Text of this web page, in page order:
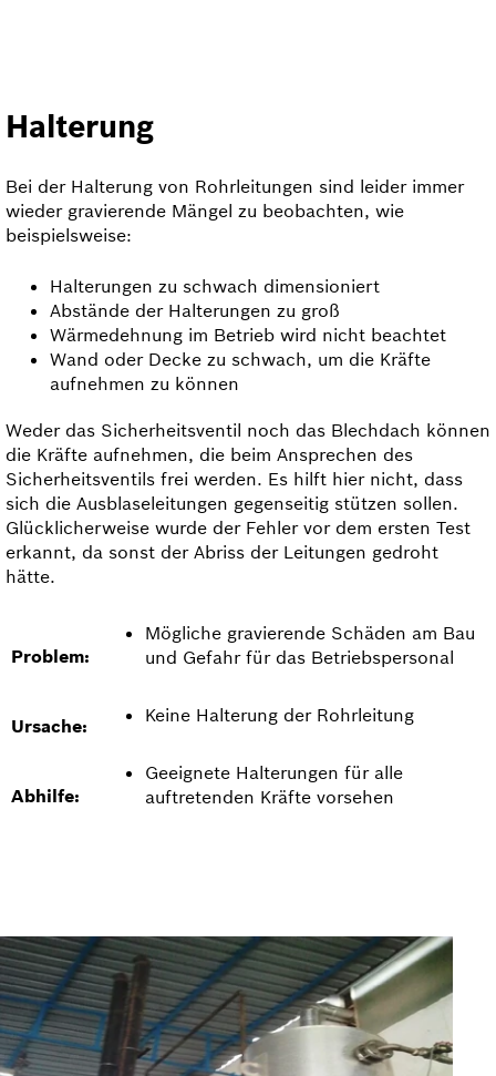
Halterung
Bei der Halterung von Rohrleitungen sind leider immer
wieder gravierende Mängel zu beobachten, wie
beispielsweise:
Halterungen zu schwach dimensioniert
Abstände der Halterungen zu groß
Wärmedehnung im Betrieb wird nicht beachtet
Wand oder Decke zu schwach, um die Kräfte
aufnehmen zu können
Weder das Sicherheits­ventil noch das Blechdach können
die Kräfte aufnehmen, die beim Ansprechen des
Sicherheits­ventils frei werden. Es hilft hier nicht, dass
sich die Ausblase­leitungen gegenseitig stützen sollen.
Glücklicherweise wurde der Fehler vor dem ersten Test
erkannt, da sonst der Abriss der Leitungen gedroht
hätte.
Problem:
Mögliche gravierende Schäden am Bau
und Gefahr für das Betriebspersonal
Ursache: Keine Halterung der Rohrleitung
Abhilfe:
Geeignete Halterungen für alle
auftretenden Kräfte vorsehen